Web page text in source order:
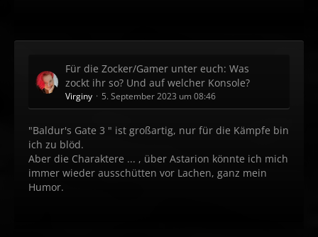
Für die Zocker/Gamer unter euch: Was
zockt ihr so? Und auf welcher Konsole?
Virginy 5. September 2023 um 08:46
"Baldur's Gate 3 " ist großartig, nur für die Kämpfe bin
ich zu blöd.
Aber die Charaktere ... , über Astarion könnte ich mich
immer wieder ausschütten vor Lachen, ganz mein
Humor.